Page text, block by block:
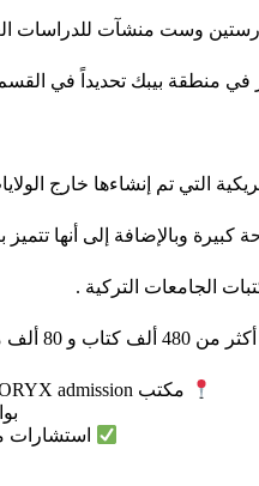
وست منشآت للدراسات
التي تم إنشاءها خارج
وبالإضافة إلى أنها تتميز
الجامعات التركية .
مكتب ORYX admission للدراسة في الخارج – يقدم دليلك للدراسة في تركيا 2027-2026
استشارات